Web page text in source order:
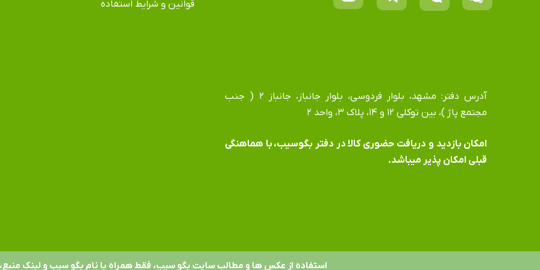
قوانین و شرایط استفاده
آدرس دفتر: مشهد، بلوار فردوسی، بلوار جانباز، جانباز ۲ ( جنب
مجتمع پاژ )، بین توکلی ۱۲ و ۱۴، پلاک ۳، واحد ۲
​​​​​​​امکان بازدید و دریافت حضوری کالا در دفتر بگوسیب، با هماهنگی
قبلی امکان پذیر میباشد.
استفاده از عکس ها و مطالب سایت بگو سیب، فقط همراه با نام بگو سیب و لینک منبع،